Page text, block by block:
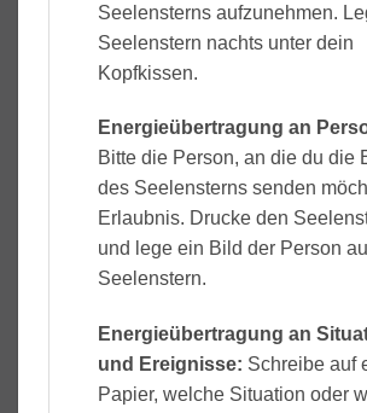
Seelensterns aufzunehmen.
Seelenstern nachts unter dein
Kopfkissen.
Energieübertragung an
Bitte die Person, an die du die
des Seelensterns senden
Erlaubnis. Drucke den
und lege ein Bild der Person
Seelenstern.
Energieübertragung an
und Ereignisse: Schreibe auf
Papier, welche Situation oder